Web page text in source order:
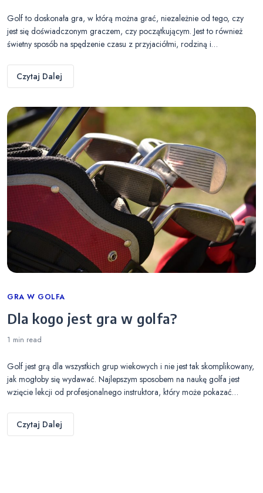
Golf to doskonała gra, w którą można grać, niezależnie od tego, czy
jest się doświadczonym graczem, czy początkującym. Jest to również
świetny sposób na spędzenie czasu z przyjaciółmi, rodziną i…
Czytaj Dalej
Categories
GRA W GOLFA
Dla kogo jest gra w golfa?
1 min read
Golf jest grą dla wszystkich grup wiekowych i nie jest tak skomplikowany,
jak mogłoby się wydawać. Najlepszym sposobem na naukę golfa jest
wzięcie lekcji od profesjonalnego instruktora, który może pokazać…
Czytaj Dalej